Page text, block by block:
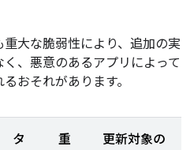
大な脆弱性により、追加の実
、悪意のあるアプリによって
おそれがあります。
タ
重
更新対象の